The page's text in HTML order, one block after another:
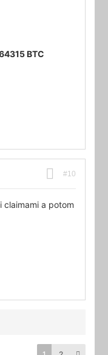
BTC
#10
a potom